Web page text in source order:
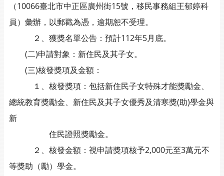
（10066臺北市中正區廣州街15號，移民事務組王郁婷科
員）彙辦，以郵戳為憑，逾期恕不受理。
２、獲獎名單公告：預計112年5月底。
(二)申請對象：新住民及其子女。
(三)核發獎項及金額：
１、核發獎項：包括新住民子女特殊才能獎勵金、
總統教育獎勵金、新住民及其子女優秀及清寒獎(助)學金與
新
住民證照獎勵金。
２、核發金額：視申請獎項核予2,000元至3萬元不
等獎助（勵）學金。